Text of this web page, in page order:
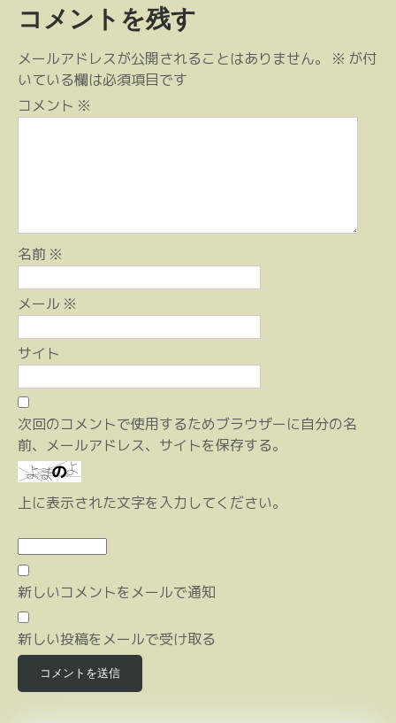
ビ
ゲ
ー
シ
コメントを残す
メールアドレスが公開されることはありません。 ※ が付
いている欄は必須項目です
コメント ※
名前 ※
メール ※
サイト
次回のコメントで使用するためブラウザーに自分の名
前、メールアドレス、サイトを保存する。
上に表示された文字を入力してください。
新しいコメントをメールで通知
新しい投稿をメールで受け取る